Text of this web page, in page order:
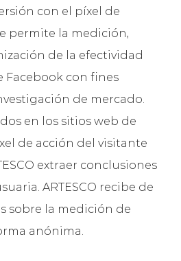
con el píxel de
permite la medición,
de la efectividad
Facebook con fines
de mercado.
en los sitios web de
de acción del visitante
extraer conclusiones
ARTESCO recibe de
sobre la medición de
anónima.